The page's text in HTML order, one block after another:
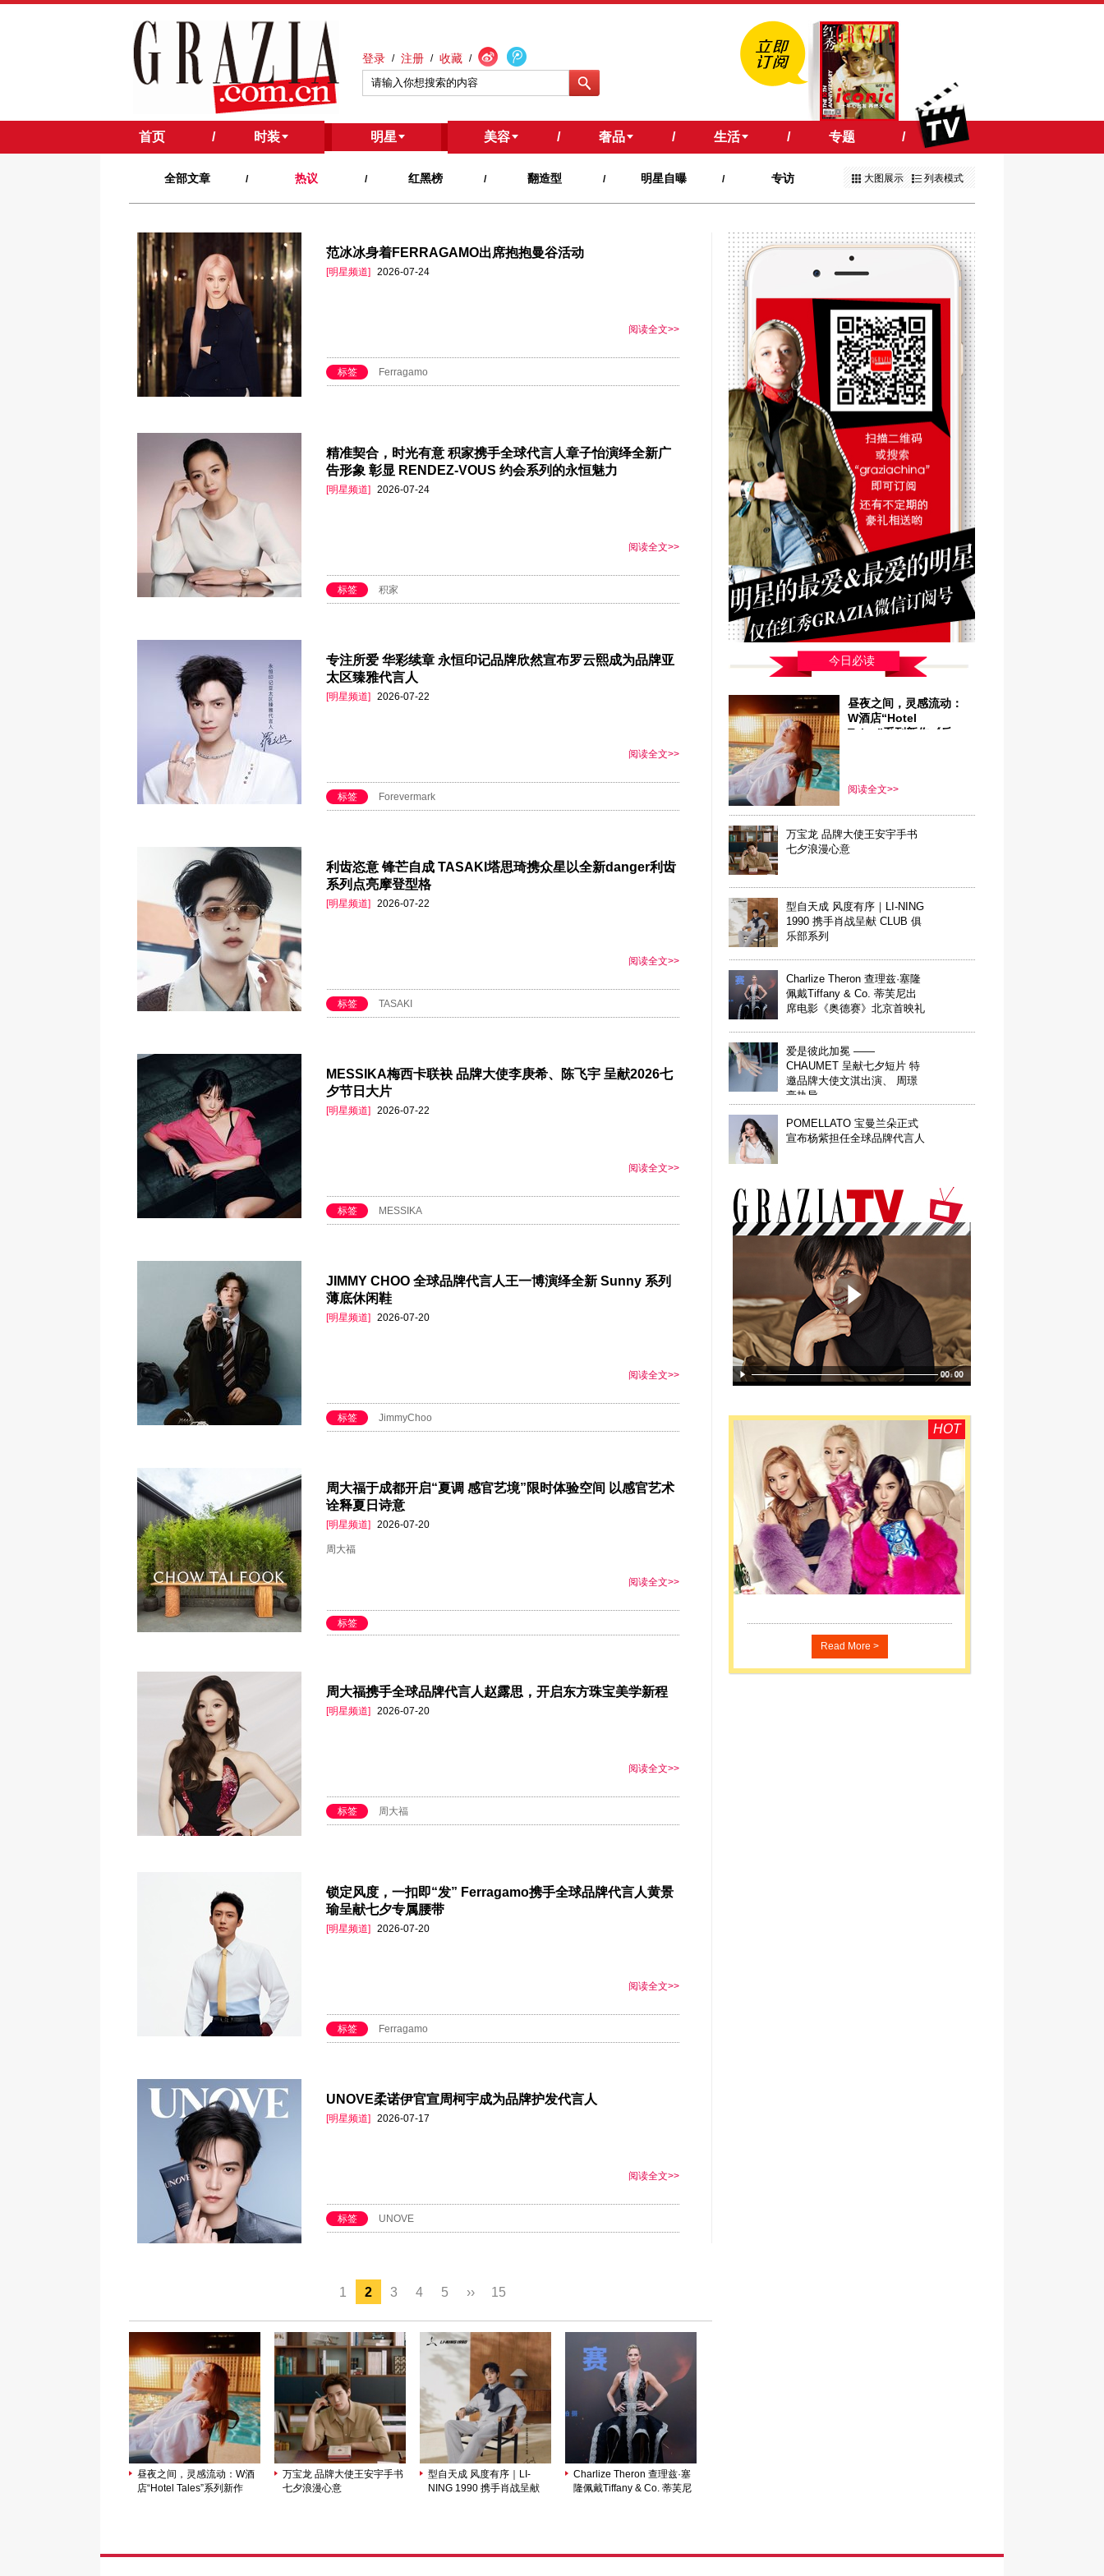
登录 / 注册 / 收藏 /
首页 / 时装 明星 美容 / 奢品 / 生活 / 专题 /
全部文章 / 热议 / 红黑榜 / 翻造型 / 明星自曝 / 专访 大图展示 列表模式
范冰冰身着FERRAGAMO出席抱抱曼谷活动
[明星频道] 2026-07-24
阅读全文>>
标签 Ferragamo
精准契合，时光有意 积家携手全球代言人章子怡演绎全新广
告形象 彰显 RENDEZ-VOUS 约会系列的永恒魅力
[明星频道] 2026-07-24
阅读全文>>
标签 积家
专注所爱 华彩续章 永恒印记品牌欣然宣布罗云熙成为品牌亚
太区臻雅代言人
[明星频道] 2026-07-22
阅读全文>>
标签 Forevermark
利齿恣意 锋芒自成 TASAKI塔思琦携众星以全新danger利齿
系列点亮摩登型格
[明星频道] 2026-07-22
阅读全文>>
标签 TASAKI
MESSIKA梅西卡联袂 品牌大使李庚希、陈飞宇 呈献2026七
夕节日大片
[明星频道] 2026-07-22
阅读全文>>
标签 MESSIKA
JIMMY CHOO 全球品牌代言人王一博演绎全新 Sunny 系列
薄底休闲鞋
[明星频道] 2026-07-20
阅读全文>>
标签 JimmyChoo
周大福于成都开启“夏调 感官艺境”限时体验空间 以感官艺术
诠释夏日诗意
[明星频道] 2026-07-20
周大福
阅读全文>>
标签
周大福携手全球品牌代言人赵露思，开启东方珠宝美学新程
[明星频道] 2026-07-20
阅读全文>>
标签 周大福
锁定风度，一扣即“发” Ferragamo携手全球品牌代言人黄景
瑜呈献七夕专属腰带
[明星频道] 2026-07-20
阅读全文>>
标签 Ferragamo
UNOVE柔诺伊官宣周柯宇成为品牌护发代言人
[明星频道] 2026-07-17
阅读全文>>
标签 UNOVE
1 2 3 4 5 ›› 15
昼夜之间，灵感流动：W酒
店“Hotel Tales”系列新作
万宝龙 品牌大使王安宇手书
七夕浪漫心意
型自天成 风度有序｜LI-
NING 1990 携手肖战呈献
Charlize Theron 查理兹·塞
隆佩戴Tiffany & Co. 蒂芙尼
今日必读
昼夜之间，灵感流动：
W酒店“Hotel
Tales”系列新作《反
阅读全文>>
万宝龙 品牌大使王安宇手书
七夕浪漫心意
型自天成 风度有序｜LI-NING
1990 携手肖战呈献 CLUB 俱
乐部系列
Charlize Theron 查理兹·塞隆
佩戴Tiffany & Co. 蒂芙尼出
席电影《奥德赛》北京首映礼
爱是彼此加冕 ——
CHAUMET 呈献七夕短片 特
邀品牌大使文淇出演、 周璟
豪执导
POMELLATO 宝曼兰朵正式
宣布杨紫担任全球品牌代言人
HOT
Read More >